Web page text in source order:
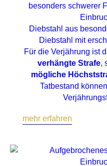
besonders schwerer
Diebstahl aus
Diebstahl mit
Für die Verjährung ist
verhängte Strafe,
mögliche
Tatbestand
mehr erfahren